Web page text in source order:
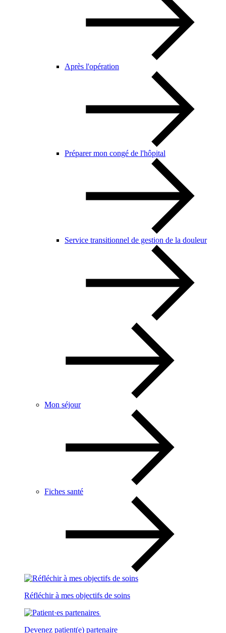
Après l'opération
Préparer mon congé de l'hôpital
Service transitionnel de gestion de la douleur
Mon séjour
Fiches santé
Réfléchir à mes objectifs de soins
Devenez patient(e) partenaire